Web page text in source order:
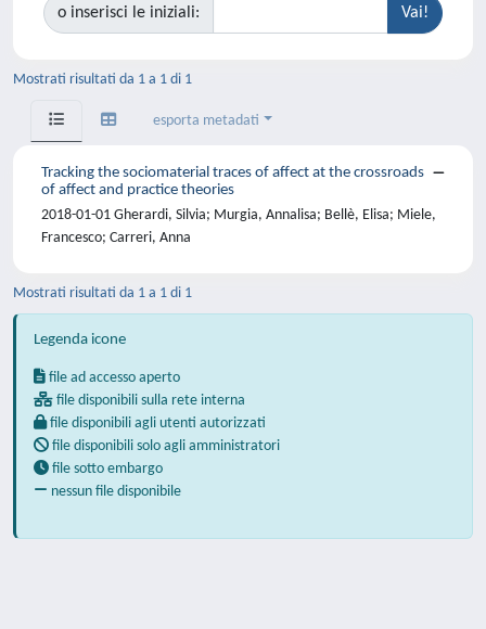
o inserisci le iniziali:
Mostrati risultati da 1 a 1 di 1
esporta metadati
Tracking the sociomaterial traces of affect at the crossroads
of affect and practice theories
2018-01-01 Gherardi, Silvia; Murgia, Annalisa; Bellè, Elisa; Miele,
Francesco; Carreri, Anna
Mostrati risultati da 1 a 1 di 1
Legenda icone
file ad accesso aperto
file disponibili sulla rete interna
file disponibili agli utenti autorizzati
file disponibili solo agli amministratori
file sotto embargo
nessun file disponibile